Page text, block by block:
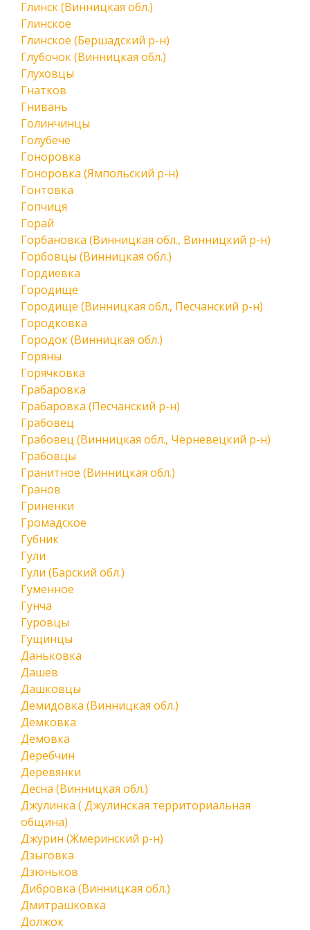
Глинск (Винницкая обл.)
Глинское
Глинское (Бершадский р-н)
Глубочок (Винницкая обл.)
Глуховцы
Гнатков
Гнивань
Голинчинцы
Голубече
Гоноровка
Гоноровка (Ямпольский р-н)
Гонтовка
Гопчиця
Горай
Горбановка (Винницкая обл., Винницкий р-н)
Горбовцы (Винницкая обл.)
Гордиевка
Городище
Городище (Винницкая обл., Песчанский р-н)
Городковка
Городок (Винницкая обл.)
Горяны
Горячковка
Грабаровка
Грабаровка (Песчанский р-н)
Грабовец
Грабовец (Винницкая обл., Черневецкий р-н)
Грабовцы
Гранитное (Винницкая обл.)
Гранов
Гриненки
Громадское
Губник
Гули
Гули (Барский обл.)
Гуменное
Гунча
Гуровцы
Гущинцы
Даньковка
Дашев
Дашковцы
Демидовка (Винницкая обл.)
Демковка
Демовка
Деребчин
Деревянки
Десна (Винницкая обл.)
Джулинка ( Джулинская территориальная
община)
Джурин (Жмеринский р-н)
Дзыговка
Дзюньков
Дибровка (Винницкая обл.)
Дмитрашковка
Должок